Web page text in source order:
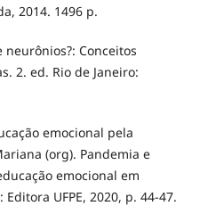
2014. 1496 p.
neurônios?: Conceitos
2. ed. Rio de Janeiro:
emocional pela
(org). Pandemia e
emocional em
UFPE, 2020, p. 44-47.